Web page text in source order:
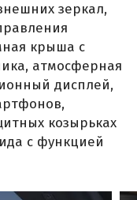
зеркал,
крыша с
атмосферная
дисплей,
козырьках
с функцией